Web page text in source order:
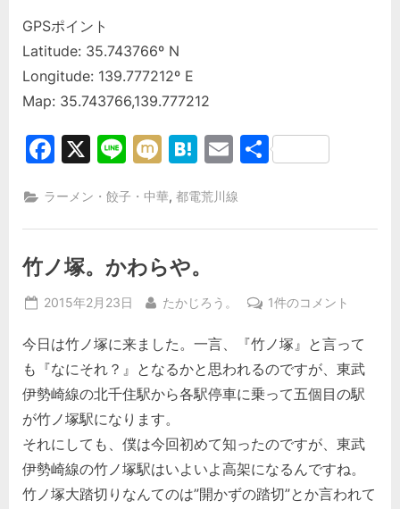
GPSポイント
Latitude: 35.743766º N
Longitude: 139.777212º E
Map: 35.743766,139.777212
Facebook
X LineMixiHatena
Email
共
ラーメン・餃子・中華,都電荒川線
竹ノ塚。かわらや。
Posted
2015年2月23日 By
たかじろう。
竹
塚。
か
ら
へ
の
1件のコメント
今日は竹ノ塚に来ました。一言、『竹ノ塚』と言って
も『なにそれ？』となるかと思われるのですが、東武
伊勢崎線の北千住駅から各駅停車に乗って五個目の駅
が竹ノ塚駅になります。
それにしても、僕は今回初めて知ったのですが、東武
伊勢崎線の竹ノ塚駅はいよいよ高架になるんですね。
竹ノ塚大踏切りなんてのは”開かずの踏切”とか言われて